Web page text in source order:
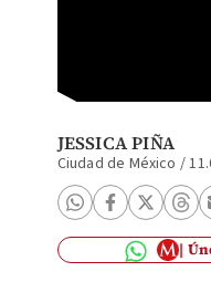
JESSICA PIÑA
Ciudad de México /